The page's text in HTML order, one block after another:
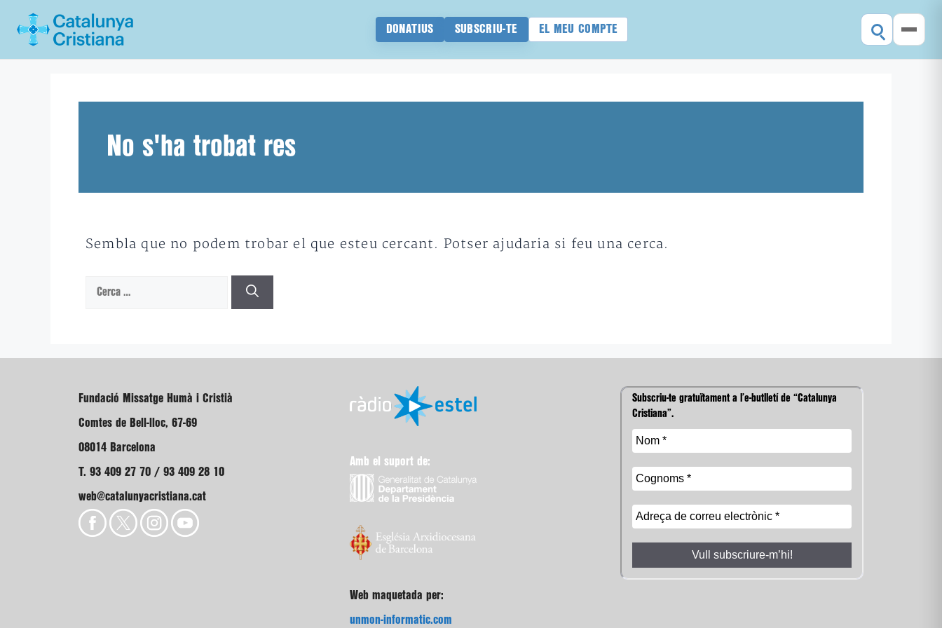
DONATIUS SUBSCRIU-TE EL MEU COMPTE
No s'ha trobat res
Sembla que no podem trobar el que esteu cercant. Potser ajudaria si feu una cerca.
Cerca:
Fundació Missatge Humà i Cristià
Comtes de Bell-lloc, 67-69
08014 Barcelona
T. 93 409 27 70 / 93 409 28 10
web@catalunyacristiana.cat
Amb el suport de:
Web maquetada per:
unmon-informatic.com
Subscriu-te gratuïtament a l’e-butlletí de “Catalunya
Cristiana”.